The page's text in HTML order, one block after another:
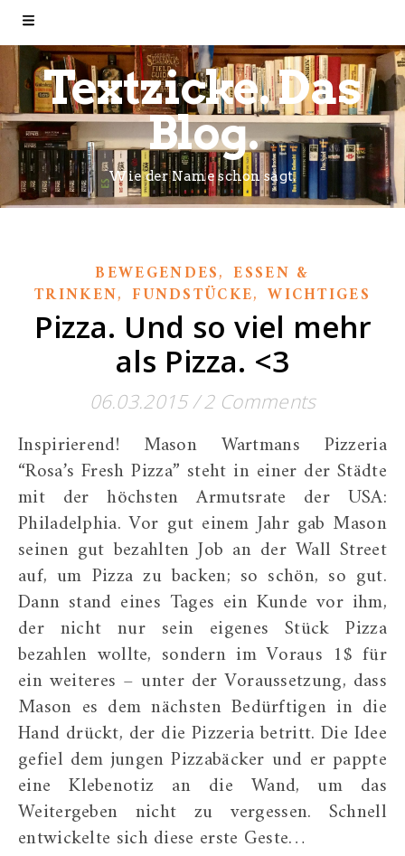
Textzicke. Das
Blog.
Wie der Name schon sagt.
BEWEGENDES,ESSEN &
TRINKEN,FUNDSTÜCKE,WICHTIGES
Pizza. Und so viel mehr
als Pizza. <3
06.03.2015/ 2 Comments
Inspirierend! Mason Wartmans Pizzeria
“Rosa’s Fresh Pizza” steht in einer der Städte
mit der höchsten Armutsrate der USA:
Philadelphia. Vor gut einem Jahr gab Mason
seinen gut bezahlten Job an der Wall Street
auf, um Pizza zu backen; so schön, so gut.
Dann stand eines Tages ein Kunde vor ihm,
der nicht nur sein eigenes Stück Pizza
bezahlen wollte, sondern im Voraus 1$ für
ein weiteres – unter der Voraussetzung, dass
Mason es dem nächsten Bedürftigen in die
Hand drückt, der die Pizzeria betritt. Die Idee
gefiel dem jungen Pizzabäcker und er pappte
eine Klebenotiz an die Wand, um das
Weitergeben nicht zu vergessen. Schnell
entwickelte sich diese erste Geste…